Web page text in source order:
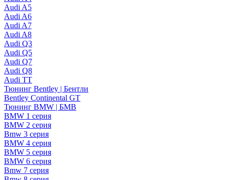
Audi A5
Audi A6
Audi A7
Audi A8
Audi Q3
Audi Q5
Audi Q7
Audi Q8
Audi TT
Тюнинг Bentley | Бентли
Bentley Continental GT
Тюнинг BMW | БМВ
BMW 1 серия
BMW 2 серия
Bmw 3 серия
BMW 4 серия
BMW 5 серия
BMW 6 серия
Bmw 7 серия